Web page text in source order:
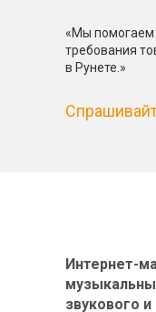
«Мы помогаем
требования
в Рунете.»
Интернет-
звукового